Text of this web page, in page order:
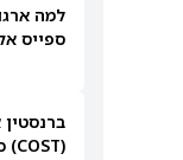
למה